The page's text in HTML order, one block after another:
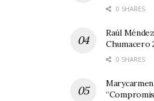
0 SHARES
Raúl
Chumacero
0 SHARES